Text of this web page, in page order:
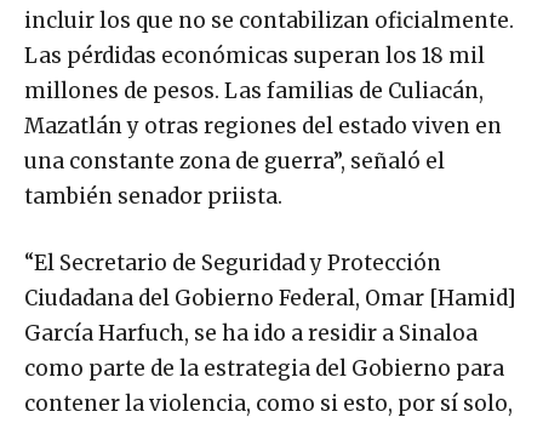
incluir los que no se contabilizan oficialmente.
Las pérdidas económicas superan los 18 mil
millones de pesos. Las familias de Culiacán,
Mazatlán y otras regiones del estado viven en
una constante zona de guerra”, señaló el
también senador priista.
“El Secretario de Seguridad y Protección
Ciudadana del Gobierno Federal, Omar [Hamid]
García Harfuch, se ha ido a residir a Sinaloa
como parte de la estrategia del Gobierno para
contener la violencia, como si esto, por sí solo,